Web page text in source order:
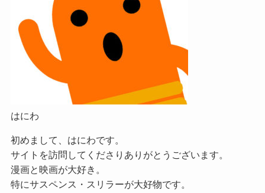
はにわ
初めまして、はにわです。
サイトを訪問してくださりありがとうございます。
漫画と映画が大好き。
特にサスペンス・スリラーが大好物です。